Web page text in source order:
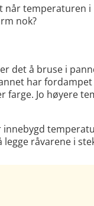
når temperaturen i
nok?
det å bruse i
har fordampet
farge. Jo høyere
råvarene i